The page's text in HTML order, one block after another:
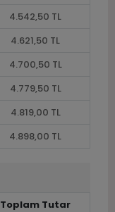
4.542,50 TL
4.621,50 TL
4.700,50 TL
4.779,50 TL
4.819,00 TL
4.898,00 TL
Toplam Tutar